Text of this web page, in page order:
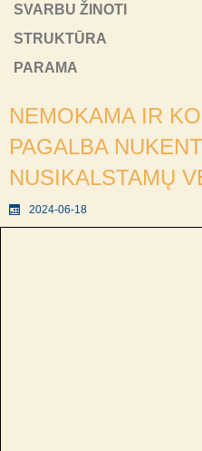
SVARBU ŽINOTI
STRUKTŪRA
PARAMA
NEMOKAMA IR
PAGALBA
NUSIKALSTAMŲ
2024-06-18